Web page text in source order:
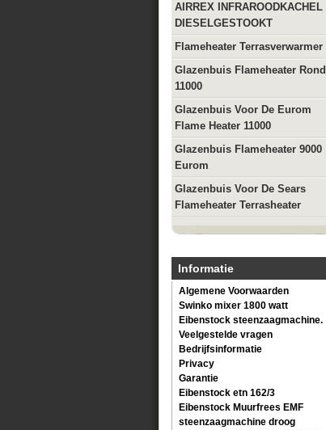
AIRREX INFRAROODKACHEL
DIESELGESTOOKT
Flameheater Terrasverwarmer
Glazenbuis Flameheater Rond
11000
Glazenbuis Voor De Eurom
Flame Heater 11000
Glazenbuis Flameheater 9000
Eurom
Glazenbuis Voor De Sears
Flameheater Terrasheater
Informatie
Algemene Voorwaarden
Swinko mixer 1800 watt
Eibenstock steenzaagmachine.
Veelgestelde vragen
Bedrijfsinformatie
Privacy
Garantie
Eibenstock etn 162/3
Eibenstock Muurfrees EMF
steenzaagmachine droog